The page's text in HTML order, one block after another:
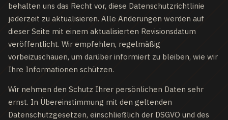
behalten uns das Recht vor, diese Datenschutzrichtlinie
jederzeit zu aktualisieren. Alle Änderungen werden auf
dieser Seite mit einem aktualisierten Revisionsdatum
veröffentlicht. Wir empfehlen, regelmäßig
vorbeizuschauen, um darüber informiert zu bleiben, wie wir
Ihre Informationen schützen.
Wir nehmen den Schutz Ihrer persönlichen Daten sehr
ernst. In Übereinstimmung mit den geltenden
Datenschutzgesetzen, einschließlich der DSGVO und des